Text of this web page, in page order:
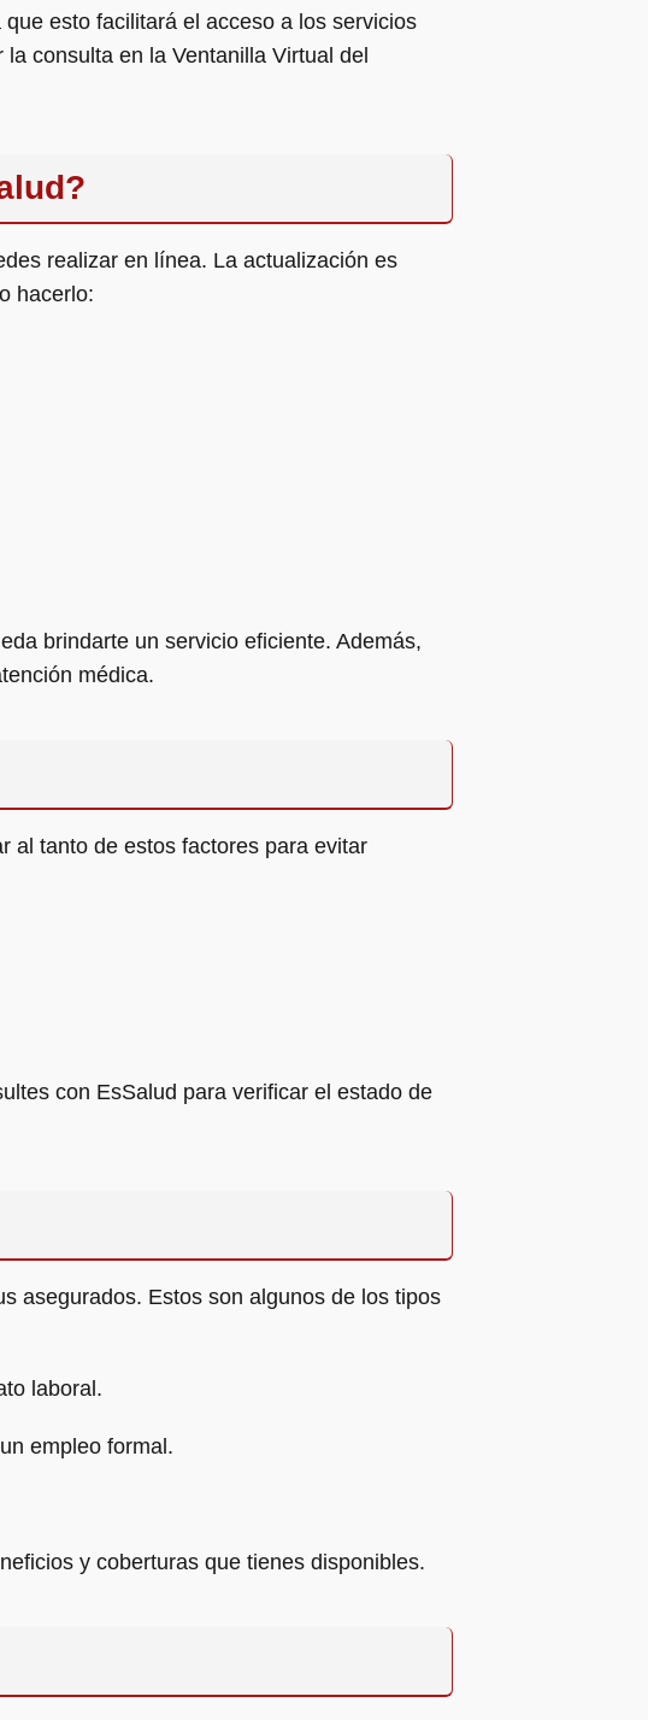
esto facilitará el acceso a los servicios
consulta en la Ventanilla Virtual del
realizar en línea. La actualización es
hacerlo:
brindarte un servicio eficiente. Además,
médica.
al tanto de estos factores para evitar
con EsSalud para verificar el estado de
asegurados. Estos son algunos de los tipos
laboral.
empleo formal.
y coberturas que tienes disponibles.